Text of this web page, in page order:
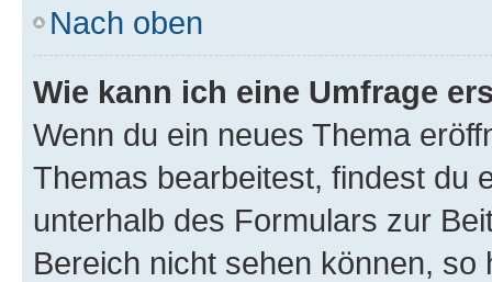
Nach oben
Wie kann ich eine Umfrage
Wenn du ein neues Thema
Themas bearbeitest, findest du
unterhalb des Formulars zur
Bereich nicht sehen können,